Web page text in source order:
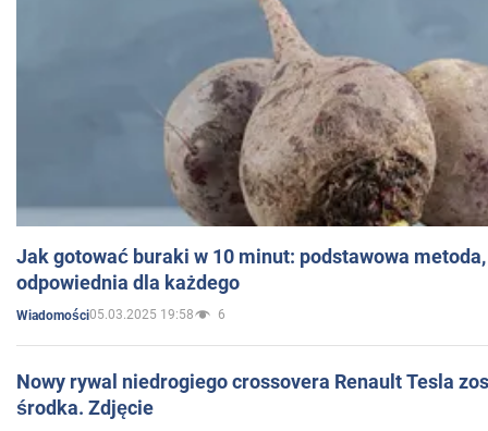
Jak gotować buraki w 10 minut: podstawowa
odpowiednia dla każdego
Wiadomości05.03.2025 19:58 6
Nowy rywal niedrogiego crossovera Renault Tesla
środka. Zdjęcie